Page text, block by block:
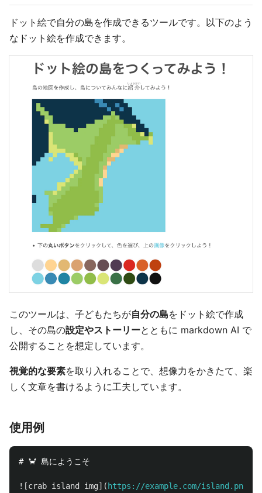
ドット絵で自分の島を作成できるツールです。以下のよう
なドット絵を作成できます。
このツールは、子どもたちが自分の島をドット絵で作成
し、その島の設定やストーリーとともに markdown AI で
公開することを想定しています。
視覚的な要素を取り入れることで、想像力をかきたて、楽
しく文章を書けるように工夫しています。
使用例
# 🦀 島にようこそ
![crab island img]( https://example.com/island.png